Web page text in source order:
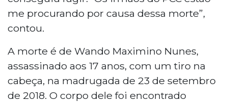
me procurando por causa dessa morte”,
contou.
A morte é de Wando Maximino Nunes,
assassinado aos 17 anos, com um tiro na
cabeça, na madrugada de 23 de setembro
de 2018. O corpo dele foi encontrado